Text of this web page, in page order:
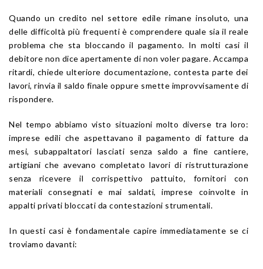
Quando un credito nel settore edile rimane insoluto, una
delle difficoltà più frequenti è comprendere quale sia il reale
problema che sta bloccando il pagamento. In molti casi il
debitore non dice apertamente di non voler pagare. Accampa
ritardi, chiede ulteriore documentazione, contesta parte dei
lavori, rinvia il saldo finale oppure smette improvvisamente di
rispondere.
Nel tempo abbiamo visto situazioni molto diverse tra loro:
imprese edili che aspettavano il pagamento di fatture da
mesi, subappaltatori lasciati senza saldo a fine cantiere,
artigiani che avevano completato lavori di ristrutturazione
senza ricevere il corrispettivo pattuito, fornitori con
materiali consegnati e mai saldati, imprese coinvolte in
appalti privati bloccati da contestazioni strumentali.
In questi casi è fondamentale capire immediatamente se ci
troviamo davanti: